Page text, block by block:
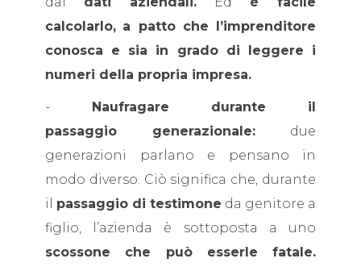
calcolarlo, a patto che l’imprenditore
conosca e sia in grado di leggere i
numeri della propria impresa.
- Naufragare durante il
passaggio generazionale: due
generazioni parlano e pensano in
modo diverso. Ciò significa che, durante
il passaggio di testimone da genitore a
figlio, l’azienda è sottoposta a uno
scossone che può esserle fatale.